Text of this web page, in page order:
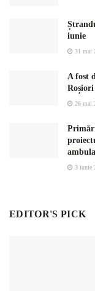
iunie
31 mai
A fost
26 mai
3 iunie
EDITOR'S PICK